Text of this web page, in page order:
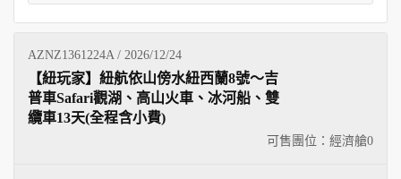
AZNZ1361224A / 2026/12/24
可售團位：經濟艙0
【紐玩家】紐航依山傍水紐西蘭8號～吉
普車Safari觀湖、高山火車、冰河船、雙
纜車13天(全程含小費)